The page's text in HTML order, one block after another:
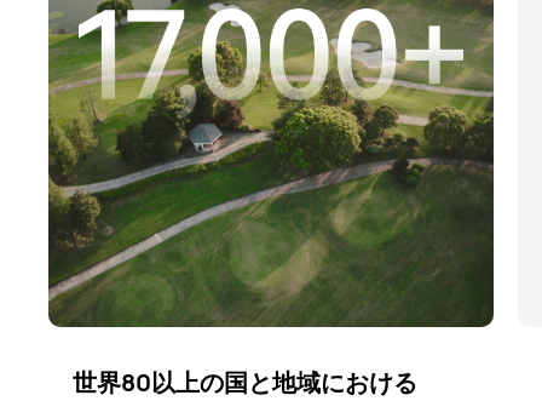
世界80以上の国と地域における